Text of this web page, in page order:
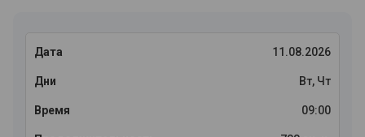
11.08.2026
Вт, Чт
09:00